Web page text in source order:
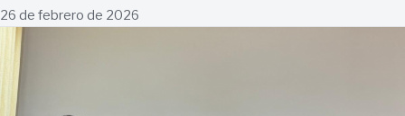
26 de febrero de 2026